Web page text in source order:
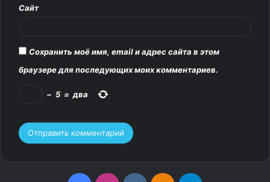
*
Сайт
Сохранить моё имя, email и адрес сайта в этом
браузере для последующих моих комментариев.
− 5 = два